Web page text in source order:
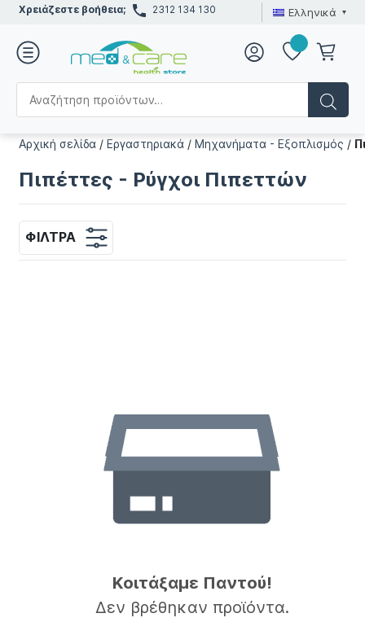
Χρειάζεστε βοήθεια; 2312 134 130 Ελληνικά
Αρχική σελίδα /Εργαστηριακά /Μηχανήματα - Εξοπλισμός /
Πιπέττες - Ρύγχοι Πιπεττών
ΦΊΛΤΡΑ
Κοιτάξαμε Παντού!
Δεν βρέθηκαν προϊόντα.